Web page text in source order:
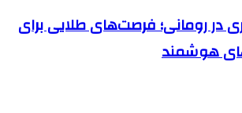
در رومانی؛ فرصت‌های طلایی برای
هوشمند